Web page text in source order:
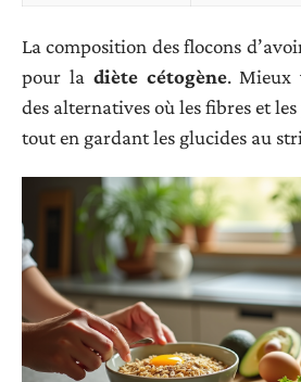
La composition des flocons
pour la diète cétogène. Mieux
des alternatives où les fibres et
tout en gardant les glucides au